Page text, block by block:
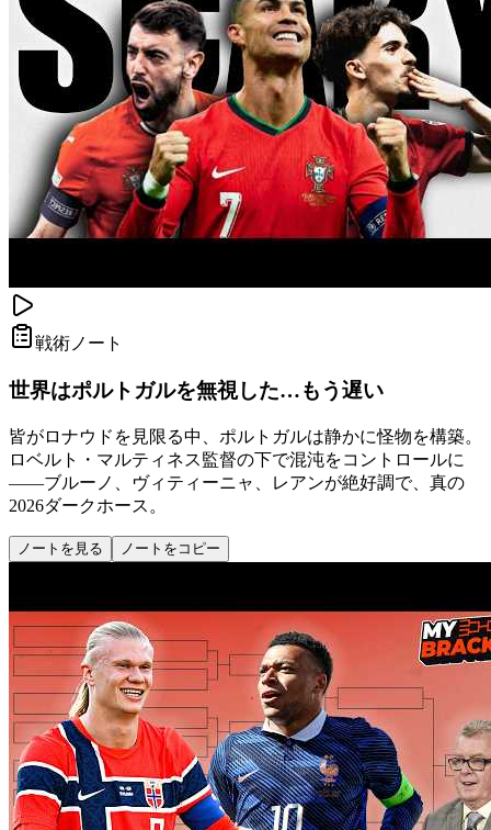
戦術ノート
世界はポルトガルを無視した…もう遅い
皆がロナウドを見限る中、ポルトガルは静かに怪物を構築。
ロベルト・マルティネス監督の下で混沌をコントロールに
——ブルーノ、ヴィティーニャ、レアンが絶好調で、真の
2026ダークホース。
ノートを見る ノートをコピー